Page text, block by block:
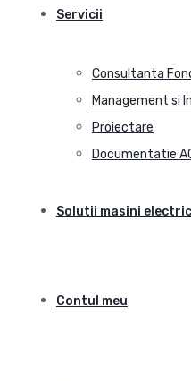
Servicii
Consultanta
Management si
Proiectare
Documentatie
Solutii masini
Contul meu